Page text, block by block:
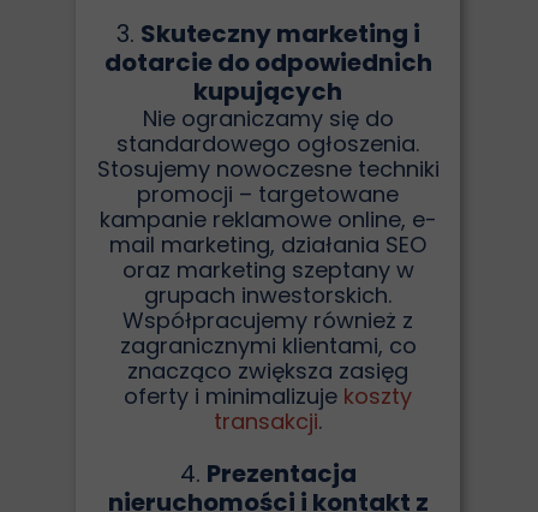
3. Skuteczny marketing i
dotarcie do odpowiednich
kupujących
Nie ograniczamy się do
standardowego ogłoszenia.
Stosujemy nowoczesne techniki
promocji – targetowane
kampanie reklamowe online, e-
mail marketing, działania SEO
oraz marketing szeptany w
grupach inwestorskich.
Współpracujemy również z
zagranicznymi klientami, co
znacząco zwiększa zasięg
oferty i minimalizuje koszty
transakcji.
4. Prezentacja
nieruchomości i kontakt z